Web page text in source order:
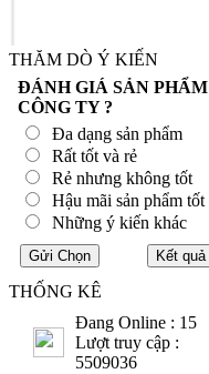
THĂM DÒ Ý KIẾN
ĐÁNH GIÁ SẢN PHẨM
CÔNG TY ?
Đa dạng sản phẩm
Rất tốt và rẻ
Rẻ nhưng không tốt
Hậu mãi sản phẩm tốt
Những ý kiến khác
THỐNG KÊ
Đang Online : 15
Lượt truy cập :
5509036